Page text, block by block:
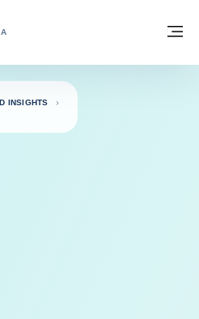
FOR TRADE - WEBSEITE DER
INSIGHTS